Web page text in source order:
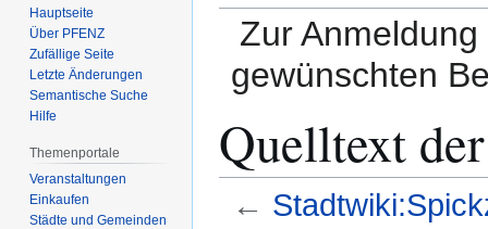
Zur
gewünschten
Quelltext
←
Hauptseite
Über PFENZ
Zufällige Seite
Letzte Änderungen
Semantische Suche
Hilfe
Themenportale
Veranstaltungen
Einkaufen
Städte und Gemeinden